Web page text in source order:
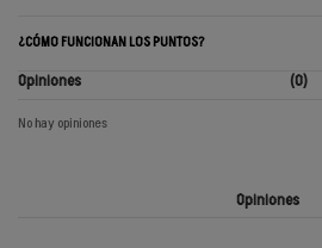
¿CÓMO FUNCIONAN LOS PUNTOS?
Opiniones (0)
No hay opiniones
Opiniones